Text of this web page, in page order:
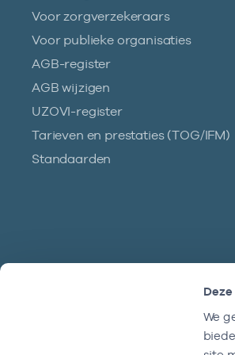
We
Voor zorgverzekeraars
Voor publieke organisaties
AGB-register
AGB wijzigen
UZOVI-register
Tarieven en prestaties (TOG/IFM)
Standaarden
We zijn doordeweeks